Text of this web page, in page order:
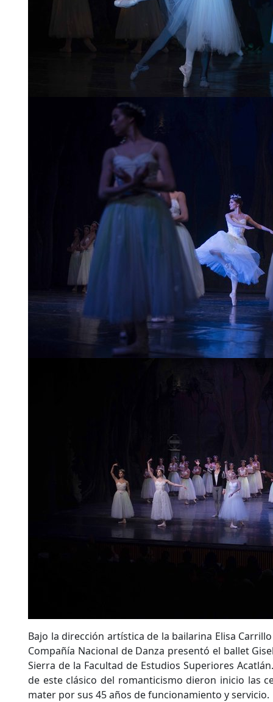
Bajo la dirección artística de la bailarina Elisa
Compañía Nacional de Danza presentó el ballet
Sierra de la Facultad de Estudios Superiores
de este clásico del romanticismo dieron inicio las
mater por sus 45 años de funcionamiento y servicio.